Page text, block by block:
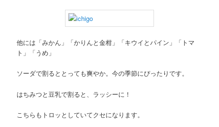
他には「みかん」「かりんと金柑」「キウイとパイン」「トマ
ト」「うめ」
ソーダで割るととっても爽やか。今の季節にぴったりです。
はちみつと豆乳で割ると、ラッシーに！
こちらもトロッとしていてクセになります。